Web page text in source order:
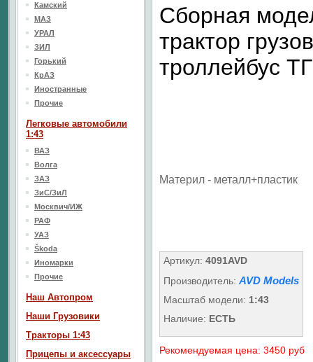
Сборная
трактор
троллейбус
Материл - металл+пластик
Артикул: 4091AVD
Производитель: AVD Models
Масштаб модели: 1:43
Наличие: ЕСТЬ
Рекомендуемая цена: 3450 руб
Камский
МАЗ
УРАЛ
ЗИЛ
Горький
КрАЗ
Иностранные
Прочие
Легковые автомобили
1:43
ВАЗ
Волга
ЗАЗ
ЗиС/ЗиЛ
Москвич/ИЖ
РАФ
УАЗ
Škoda
Иномарки
Прочие
Наш Aвтопром
Наши Грузовики
Тракторы 1:43
Прицепы и аксессуары